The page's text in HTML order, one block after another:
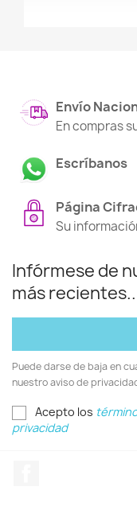
Envío
En compras
Escríbanos
Página
Su
Infórmese de
más
Puede darse de baja en
nuestro aviso de
Acepto los
privacidad